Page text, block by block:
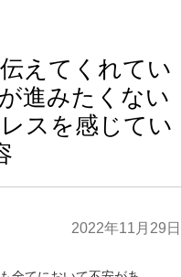
えてくれてい
進みたくない
スを感じてい
2022年11月29日